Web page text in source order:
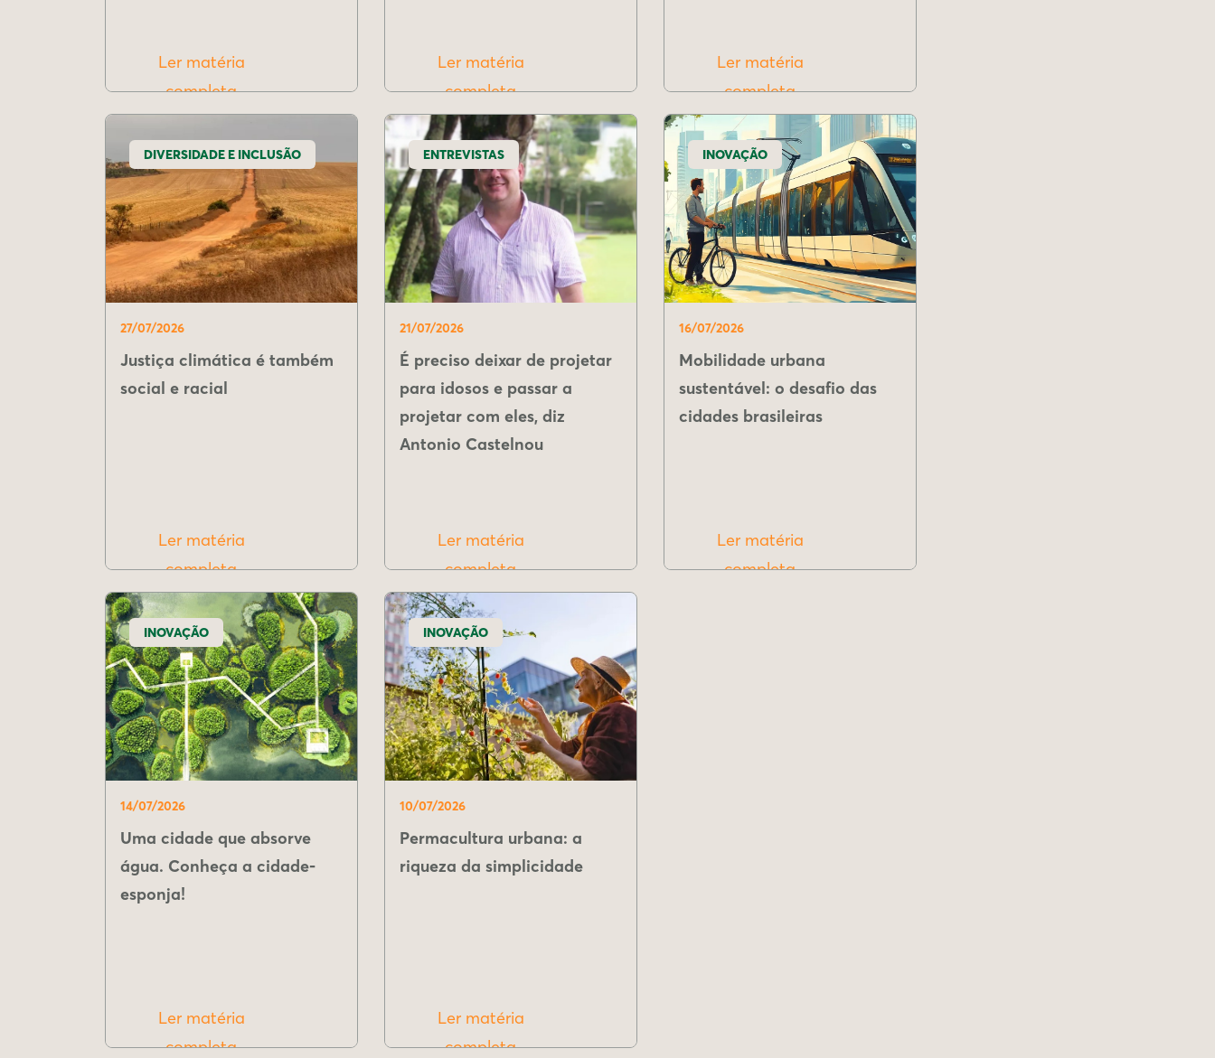
Ler matéria
completa
Ler matéria
completa
Ler matéria
completa
DIVERSIDADE E INCLUSÃO
27/07/2026
Justiça climática é também
social e racial
Ler matéria
completa
ENTREVISTAS
21/07/2026
É preciso deixar de projetar
para idosos e passar a
projetar com eles, diz
Antonio Castelnou
Ler matéria
completa
INOVAÇÃO
16/07/2026
Mobilidade urbana
sustentável: o desafio das
cidades brasileiras
Ler matéria
completa
INOVAÇÃO
14/07/2026
Uma cidade que absorve
água. Conheça a cidade-
esponja!
Ler matéria
completa
INOVAÇÃO
10/07/2026
Permacultura urbana: a
riqueza da simplicidade
Ler matéria
completa